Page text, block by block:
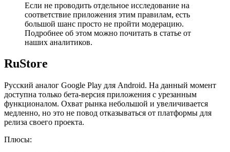
Если не проводить отдельное исследование на
соответствие приложения этим правилам, есть
большой шанс просто не пройти модерацию.
Подробнее об этом можно почитать в статье от
наших аналитиков.
RuStore
Русский аналог Google Play для Android. На данный момент
доступна только бета-версия приложения с урезанным
функционалом. Охват рынка небольшой и увеличивается
медленно, но это не повод отказываться от платформы для
релиза своего проекта.
Плюсы: